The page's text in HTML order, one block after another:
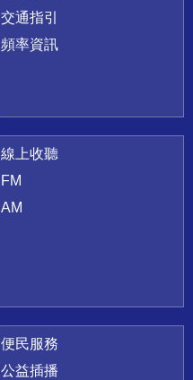
交通指引
頻率資訊
線上收聽
FM
AM
便民服務
公益插播